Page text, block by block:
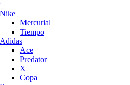
Nike
Mercurial
Tiempo
Adidas
Ace
Predator
X
Copa